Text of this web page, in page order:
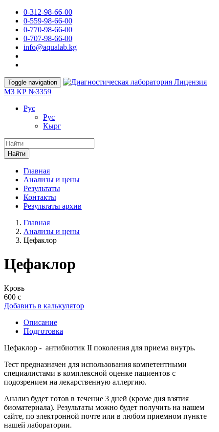
0-312-98-66-00
0-559-98-66-00
0-770-98-66-00
0-707-98-66-00
info@aqualab.kg
Toggle navigation
Лицензия
МЗ КР №3359
Руc
Руc
Кырг
Найти
Главная
Анализы и цены
Результаты
Контакты
Результаты архив
Главная
Анализы и цены
Цефаклор
Цефаклор
Кровь
600 с
Добавить в калькулятор
Описание
Подготовка
Цефаклор - антибиотик II поколения для приема внутрь.
Тест предназначен для использования компетентными
специалистами в комплексной оценке пациентов с
подозрением на лекарственную аллергию.
Анализ будет готов в течение 3 дней (кроме дня взятия
биоматериала). Результаты можно будет получить на нашем
сайте, по электронной почте или в любом приемном пункте
нашей лаборатории.